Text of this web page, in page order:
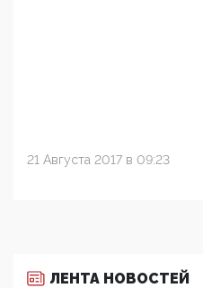
21 Августа 2017 в 09:23
ЛЕНТА НОВОСТЕЙ